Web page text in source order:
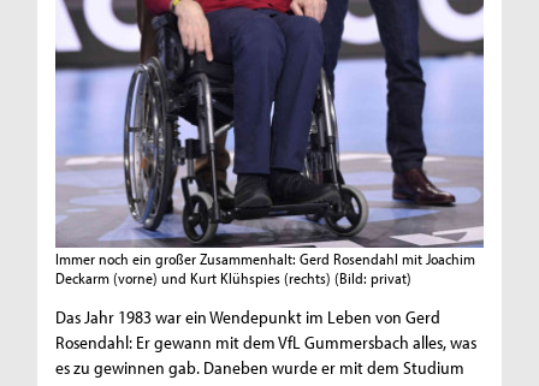
Immer noch ein großer Zusammenhalt: Gerd Rosendahl mit Joachim
Deckarm (vorne) und Kurt Klühspies (rechts) (Bild: privat)
Das Jahr 1983 war ein Wendepunkt im Leben von Gerd
Rosendahl: Er gewann mit dem VfL Gummersbach alles, was
es zu gewinnen gab. Daneben wurde er mit dem Studium